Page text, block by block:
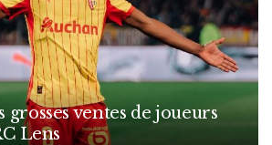
grosses ventes de joueurs
Lens